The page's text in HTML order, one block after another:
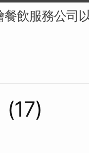
飲服務公司
(17)